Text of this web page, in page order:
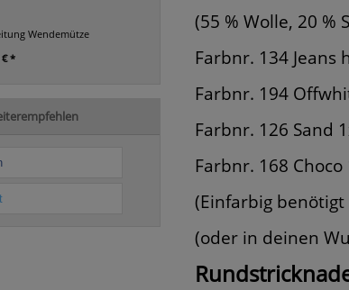
Wendemütze
€ *
(55 % Wolle, 20 %
Farbnr. 134 Jeans
Farbnr. 194
Farbnr. 126 Sand
Farbnr. 168 Choco
(Einfarbig benötigt
(oder in deinen